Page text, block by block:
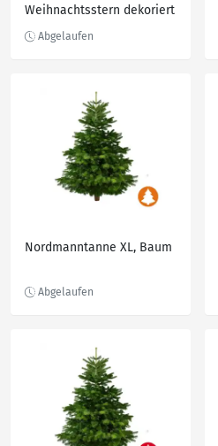
Weihnachtsstern dekoriert
Nordmanntanne XL, Baum